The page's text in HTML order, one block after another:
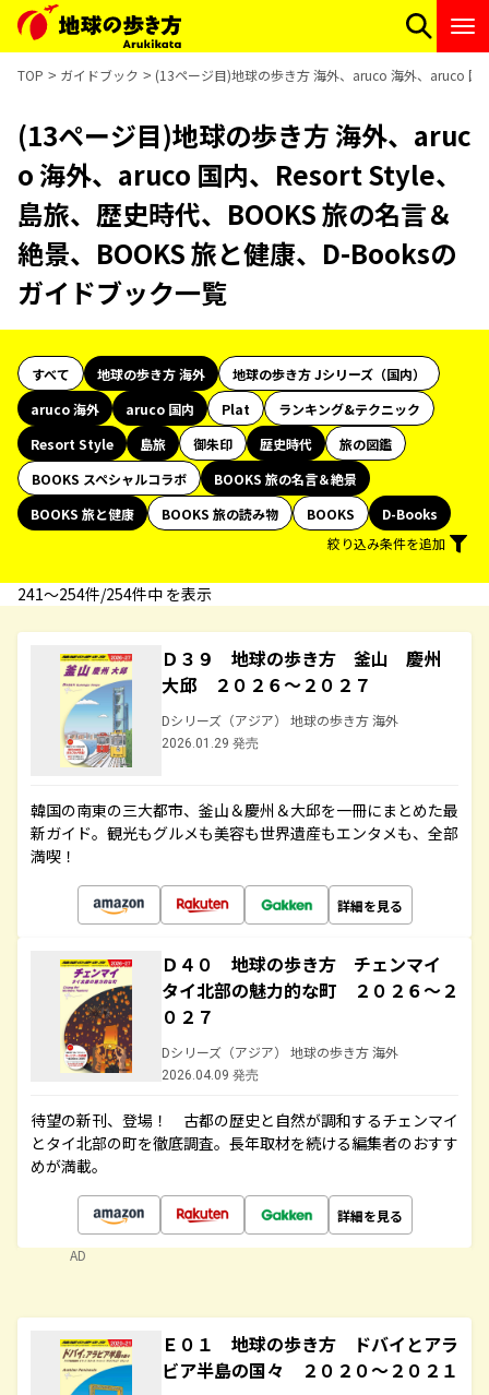
TOP ガイドブック (13ページ目)地球の歩き方 海外、aruco 海外、aruco 国
(13ページ目)地球の歩き方 海外、aruc
o 海外、aruco 国内、Resort Style、
島旅、歴史時代、BOOKS 旅の名言＆
絶景、BOOKS 旅と健康、D-Booksの
ガイドブック一覧
すべて 地球の歩き方 海外
地球の歩き方 Jシリーズ（国内）
aruco 海外
aruco 国内 Plat
ランキング&テクニック
Resort Style
島旅 御朱印 歴史時代
旅の図鑑
BOOKS スペシャルコラボ
BOOKS 旅の名言＆絶景
BOOKS 旅と健康
BOOKS 旅の読み物 BOOKS
D-Books
絞り込み条件を追加
241〜254件/254件中 を表示
Ｄ３９ 地球の歩き方 釜山 慶州
大邱 ２０２６～２０２７
Dシリーズ（アジア） 地球の歩き方 海外
2026.01.29 発売
韓国の南東の三大都市、釜山＆慶州＆大邱を一冊にまとめた最
新ガイド。観光もグルメも美容も世界遺産もエンタメも、全部
満喫！
詳細を見る
Ｄ４０ 地球の歩き方 チェンマイ
タイ北部の魅力的な町 ２０２６～２
０２７
Dシリーズ（アジア） 地球の歩き方 海外
2026.04.09 発売
待望の新刊、登場！ 古都の歴史と自然が調和するチェンマイ
とタイ北部の町を徹底調査。長年取材を続ける編集者のおすす
めが満載。
詳細を見る
AD
Ｅ０１ 地球の歩き方 ドバイとアラ
ビア半島の国々 ２０２０～２０２１